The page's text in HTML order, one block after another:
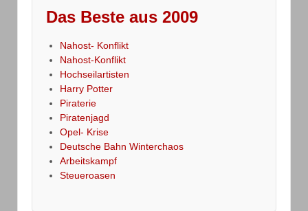
Das Beste aus 2009
Nahost- Konflikt
Nahost-Konflikt
Hochseilartisten
Harry Potter
Piraterie
Piratenjagd
Opel- Krise
Deutsche Bahn Winterchaos
Arbeitskampf
Steueroasen